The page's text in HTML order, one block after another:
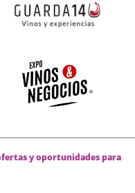
y oportunidades para